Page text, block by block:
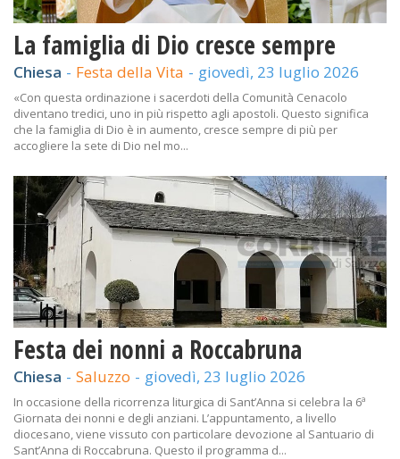
La famiglia di Dio cresce sempre
Chiesa - Festa della Vita - giovedì, 23 luglio 2026
«Con questa ordinazione i sacerdoti della Comunità Cenacolo
diventano tredici, uno in più rispetto agli apostoli. Questo significa
che la famiglia di Dio è in aumento, cresce sempre di più per
accogliere la sete di Dio nel mo...
Festa dei nonni a Roccabruna
Chiesa - Saluzzo - giovedì, 23 luglio 2026
In occasione della ricorrenza liturgica di Sant’Anna si celebra la 6ª
Giornata dei nonni e degli anziani. L’appuntamento, a livello
diocesano, viene vissuto con particolare devozione al Santuario di
Sant’Anna di Roccabruna. Questo il programma d...